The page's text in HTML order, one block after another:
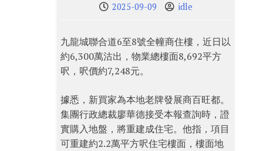
2025-09-09 idle
九龍城聯合道6至8號全幢商住樓，近日以
約6,300萬沽出，物業總樓面8,692平方
呎，呎價約7,248元。
據悉，新買家為本地老牌發展商百旺都。
集團行政總裁廖華德接受本報查詢時，證
實購入地盤，將重建成住宅。他指，項目
可重建約2.2萬平方呎住宅樓面，樓面地